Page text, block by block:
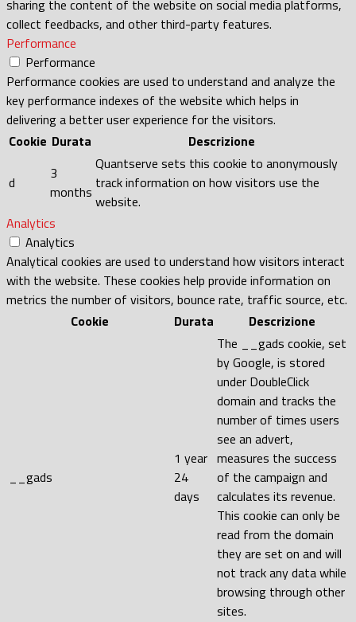
sharing the content of the website on social media platforms,
collect feedbacks, and other third-party features.
Performance
Performance
Performance cookies are used to understand and analyze the
key performance indexes of the website which helps in
delivering a better user experience for the visitors.
Cookie Durata Descrizione
d
3
months
Quantserve sets this cookie to anonymously
track information on how visitors use the
website.
Analytics
Analytics
Analytical cookies are used to understand how visitors interact
with the website. These cookies help provide information on
metrics the number of visitors, bounce rate, traffic source, etc.
Cookie
Durata Descrizione
__gads
1 year
24
days
The __gads cookie, set
by Google, is stored
under DoubleClick
domain and tracks the
number of times users
see an advert,
measures the success
of the campaign and
calculates its revenue.
This cookie can only be
read from the domain
they are set on and will
not track any data while
browsing through other
sites.